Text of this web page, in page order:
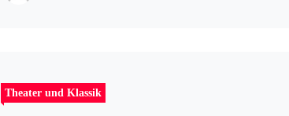
Theater und Klassik